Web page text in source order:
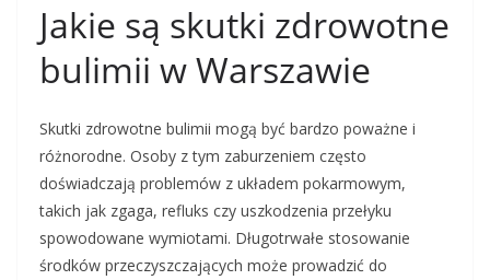
Jakie są skutki zdrowotne
bulimii w Warszawie
Skutki zdrowotne bulimii mogą być bardzo poważne i
różnorodne. Osoby z tym zaburzeniem często
doświadczają problemów z układem pokarmowym,
takich jak zgaga, refluks czy uszkodzenia przełyku
spowodowane wymiotami. Długotrwałe stosowanie
środków przeczyszczających może prowadzić do